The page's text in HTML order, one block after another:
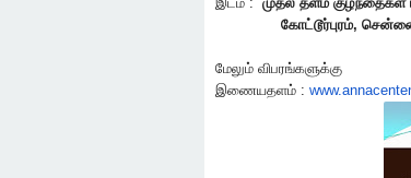
கோட்டூர்புரம், சென்னை
மேலும் விபரங்களுக்கு
இணையதளம் :